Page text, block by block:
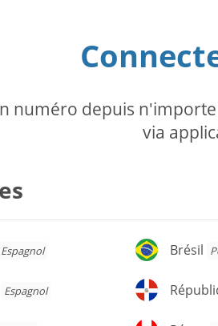
numéro depuis
via
Espagnol Brésil
Brésil
Espagnol